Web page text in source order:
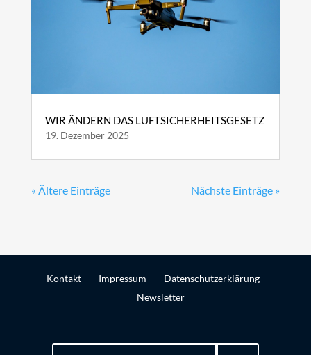
WIR ÄNDERN DAS LUFTSICHERHEITSGESETZ
19. Dezember 2025
« Ältere Einträge Nächste Einträge »
Kontakt Impressum
Datenschutzerklärung
Newsletter